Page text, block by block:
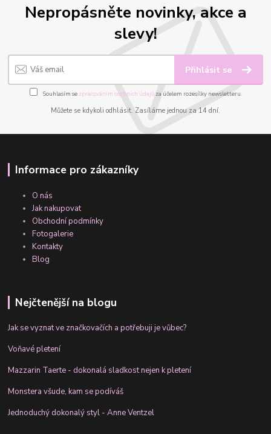
Nepropásněte novinky, akce a
slevy!
Přihlásit se
Souhlasím se zpracováním osobních údajůza účelem rozesílky newsletteru.
Můžete se kdykoli odhlásit. Zasíláme jednou za 14 dní.
Informace pro zákazníky
O nás
Jak nakupovat
Obchodní podmínky
Fotogalerie
Kontakty
Blog
Nejčtenější na blogu
Jak se vyznat ve značkovačích a potřebuji je vůbec?
Voňavé pletení
Mazzarin Taerte - dokonalá sladkost nejen k pletení
Monstera všude, kam se podíváš
Jednoduchý dokonalý styl - Anne Ventzel